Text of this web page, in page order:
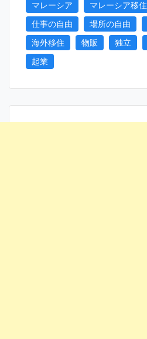
マレーシア
マレーシア移住
仕事の自由
場所の自由
海外移住
物販 独立
起業